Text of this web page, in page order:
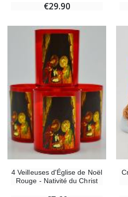
€29.90
4 Veilleuses d'Église de Noël
Rouge - Nativité du Christ